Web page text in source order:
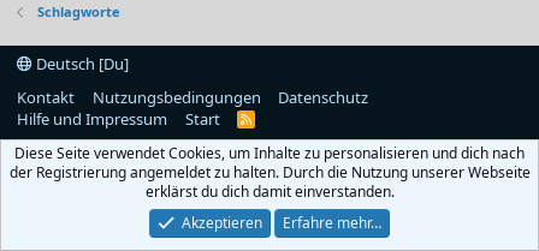
Schlagworte
Deutsch [Du]
Kontakt
Nutzungsbedingungen
Datenschutz
Hilfe und Impressum
Start
R
S
Diese Seite verwendet Cookies, um Inhalte zu personalisieren und dich nach
der Registrierung angemeldet zu halten. Durch die Nutzung unserer Webseite
erklärst du dich damit einverstanden.
Akzeptieren
Erfahre mehr…